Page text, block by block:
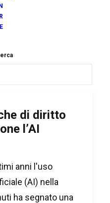
di diritto
l’AI
anni l'uso
(AI) nella
ha segnato una